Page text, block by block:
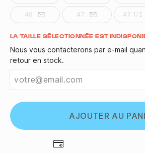
46 47 47 1/2
Quantité
LA TAILLE SÉLECTIONNÉE EST
Nous vous contacterons par e-mail
retour en stock.
AJOUTER AU